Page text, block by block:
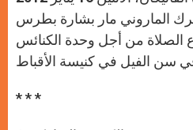
p e
r
k
الماروني مار بشارة بطرس
الصلاة من أجل وحدة الكنائس
* * *